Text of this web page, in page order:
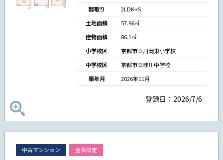
間取り
2LDK+S
土地面積
57.96㎡
建物面積
86.1㎡
小学校区
京都市立川岡東小学校
中学校区
京都市立桂川中学校
築年月
2026年11月
登録日：2026/7/6
中古マンション 会員限定